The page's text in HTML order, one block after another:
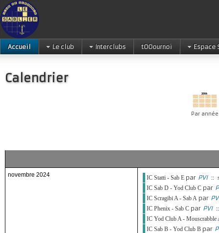
Accueil Le club Interclubs tOOournoi Espace
Calendrier
Par année
novembre 2024 IC Statti - Sab E par PVI::
IC Sab D - Yod Club C par
IC Scragibi A - Sab A par
IC Phenix - Sab C par PVI
IC Yod Club A - Mouscrabble
IC Sab B - Yod Club B par